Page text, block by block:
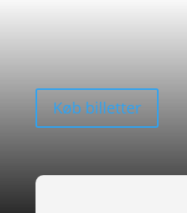
Køb billetter